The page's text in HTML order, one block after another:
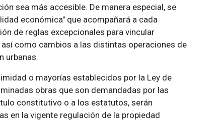
sea más accesible. De manera especial, se
económica" que acompañará a cada
de reglas excepcionales para vincular
como cambios a las distintas operaciones de
urbanas.
o mayorías establecidos por la Ley de
obras que son demandadas por las
constitutivo o a los estatutos, serán
en la vigente regulación de la propiedad